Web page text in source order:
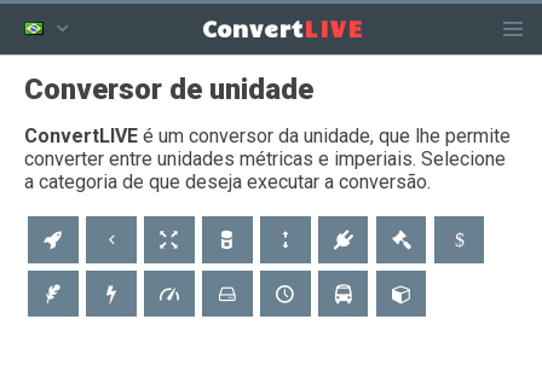
ConvertLIVE
Conversor de unidade
ConvertLIVE é um conversor da unidade, que lhe permite
converter entre unidades métricas e imperiais. Selecione
a categoria de que deseja executar a conversão.